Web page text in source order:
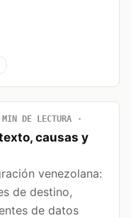
DE LECTURA
causas y
venezolana:
de destino,
de datos